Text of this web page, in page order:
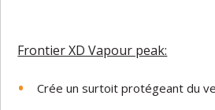
Frontier XD Vapour peak:
Crée un surtoit protégeant du